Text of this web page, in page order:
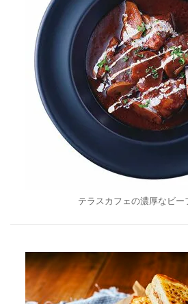
テラスカフェの濃厚なビー